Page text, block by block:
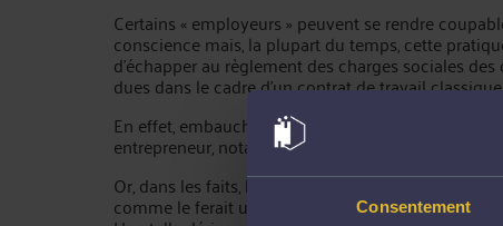
Consentement
Certains « employeurs » peuvent se rendre
conscience mais, la plupart du temps, cette
d’échapper au règlement des charges sociales
dues dans le cadre d’un contrat de travail classique.
En effet, embaucher un salarié revient deux fois
entrepreneur, notamment à cause du coût des
Or, dans les faits, le travailleur indépendant qui
comme le ferait un véritable salarié, doit pouvoir